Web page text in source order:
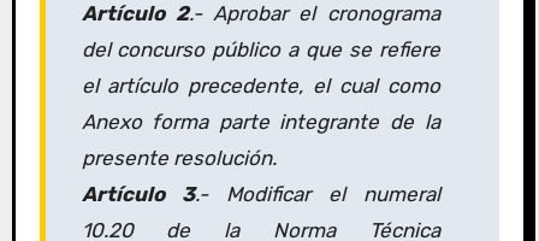
Artículo 2.- Aprobar el cronograma
del concurso público a que se refiere
el artículo precedente, el cual como
Anexo forma parte integrante de la
presente resolución.
Artículo 3.- Modificar el numeral
10.20 de la Norma Técnica